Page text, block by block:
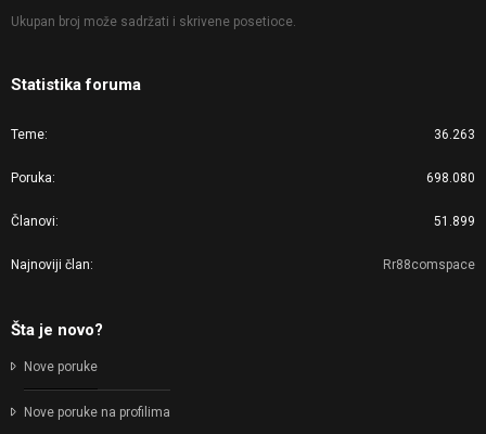
Ukupan broj može sadržati i skrivene posetioce.
Statistika foruma
Teme 36.263
Poruka 698.080
Članovi 51.899
Najnoviji član Rr88comspace
Šta je novo?
Nove poruke
Nove poruke na profilima